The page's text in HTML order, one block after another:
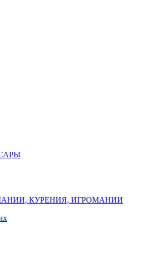
КУРЕНИЯ, ИГРОМАНИИ